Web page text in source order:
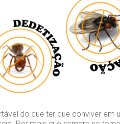
do que ter que conviver em